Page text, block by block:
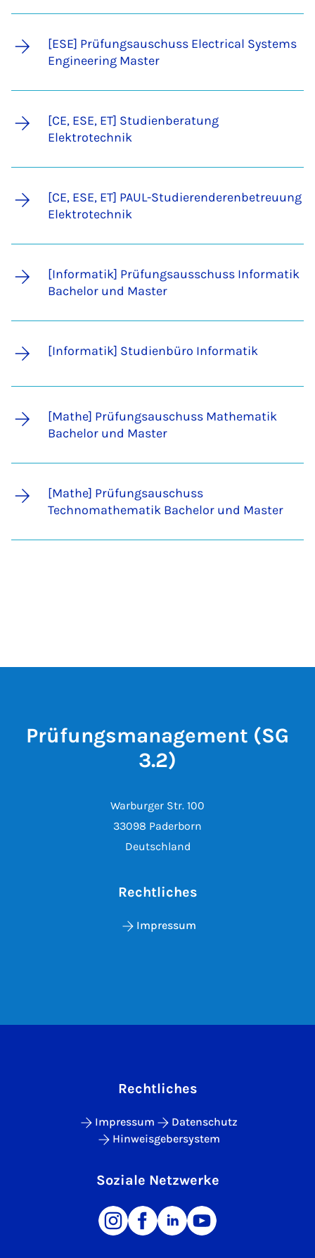
[ESE] Prüfungsauschuss Electrical Systems
Engineering Master
[CE, ESE, ET] Studienberatung
Elektrotechnik
[CE, ESE, ET] PAUL-Studierenderenbetreuung
Elektrotechnik
[Informatik] Prüfungsausschuss Informatik
Bachelor und Master
[Informatik] Studienbüro Informatik
[Mathe] Prüfungsauschuss Mathematik
Bachelor und Master
[Mathe] Prüfungsauschuss
Technomathematik Bachelor und Master
Prüfungsmanagement (SG
3.2)
Warburger Str. 100
33098 Paderborn
Deutschland
Rechtliches
Impressum
Rechtliches
Impressum
Datenschutz
Hinweisgebersystem
Soziale Netzwerke